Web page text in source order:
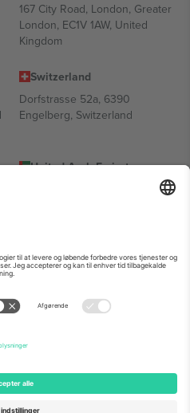
167 City Road, London, Greater
London, EC1V 1AW, United
Kingdom
Switzerland
Dorfstrasse 52a, 6390
Engelberg, Switzerland
United Arab Emirates
UAE Dubai Silicon Oasis, DDP
For detaljer se den specifikke
Virksomhed